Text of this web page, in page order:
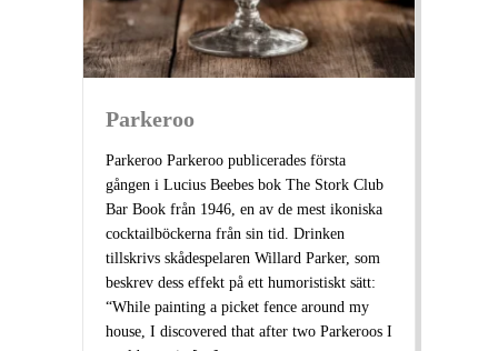
Parkeroo
Parkeroo Parkeroo publicerades första
gången i Lucius Beebes bok The Stork Club
Bar Book från 1946, en av de mest ikoniska
cocktailböckerna från sin tid. Drinken
tillskrivs skådespelaren Willard Parker, som
beskrev dess effekt på ett humoristiskt sätt:
“While painting a picket fence around my
house, I discovered that after two Parkeroos I